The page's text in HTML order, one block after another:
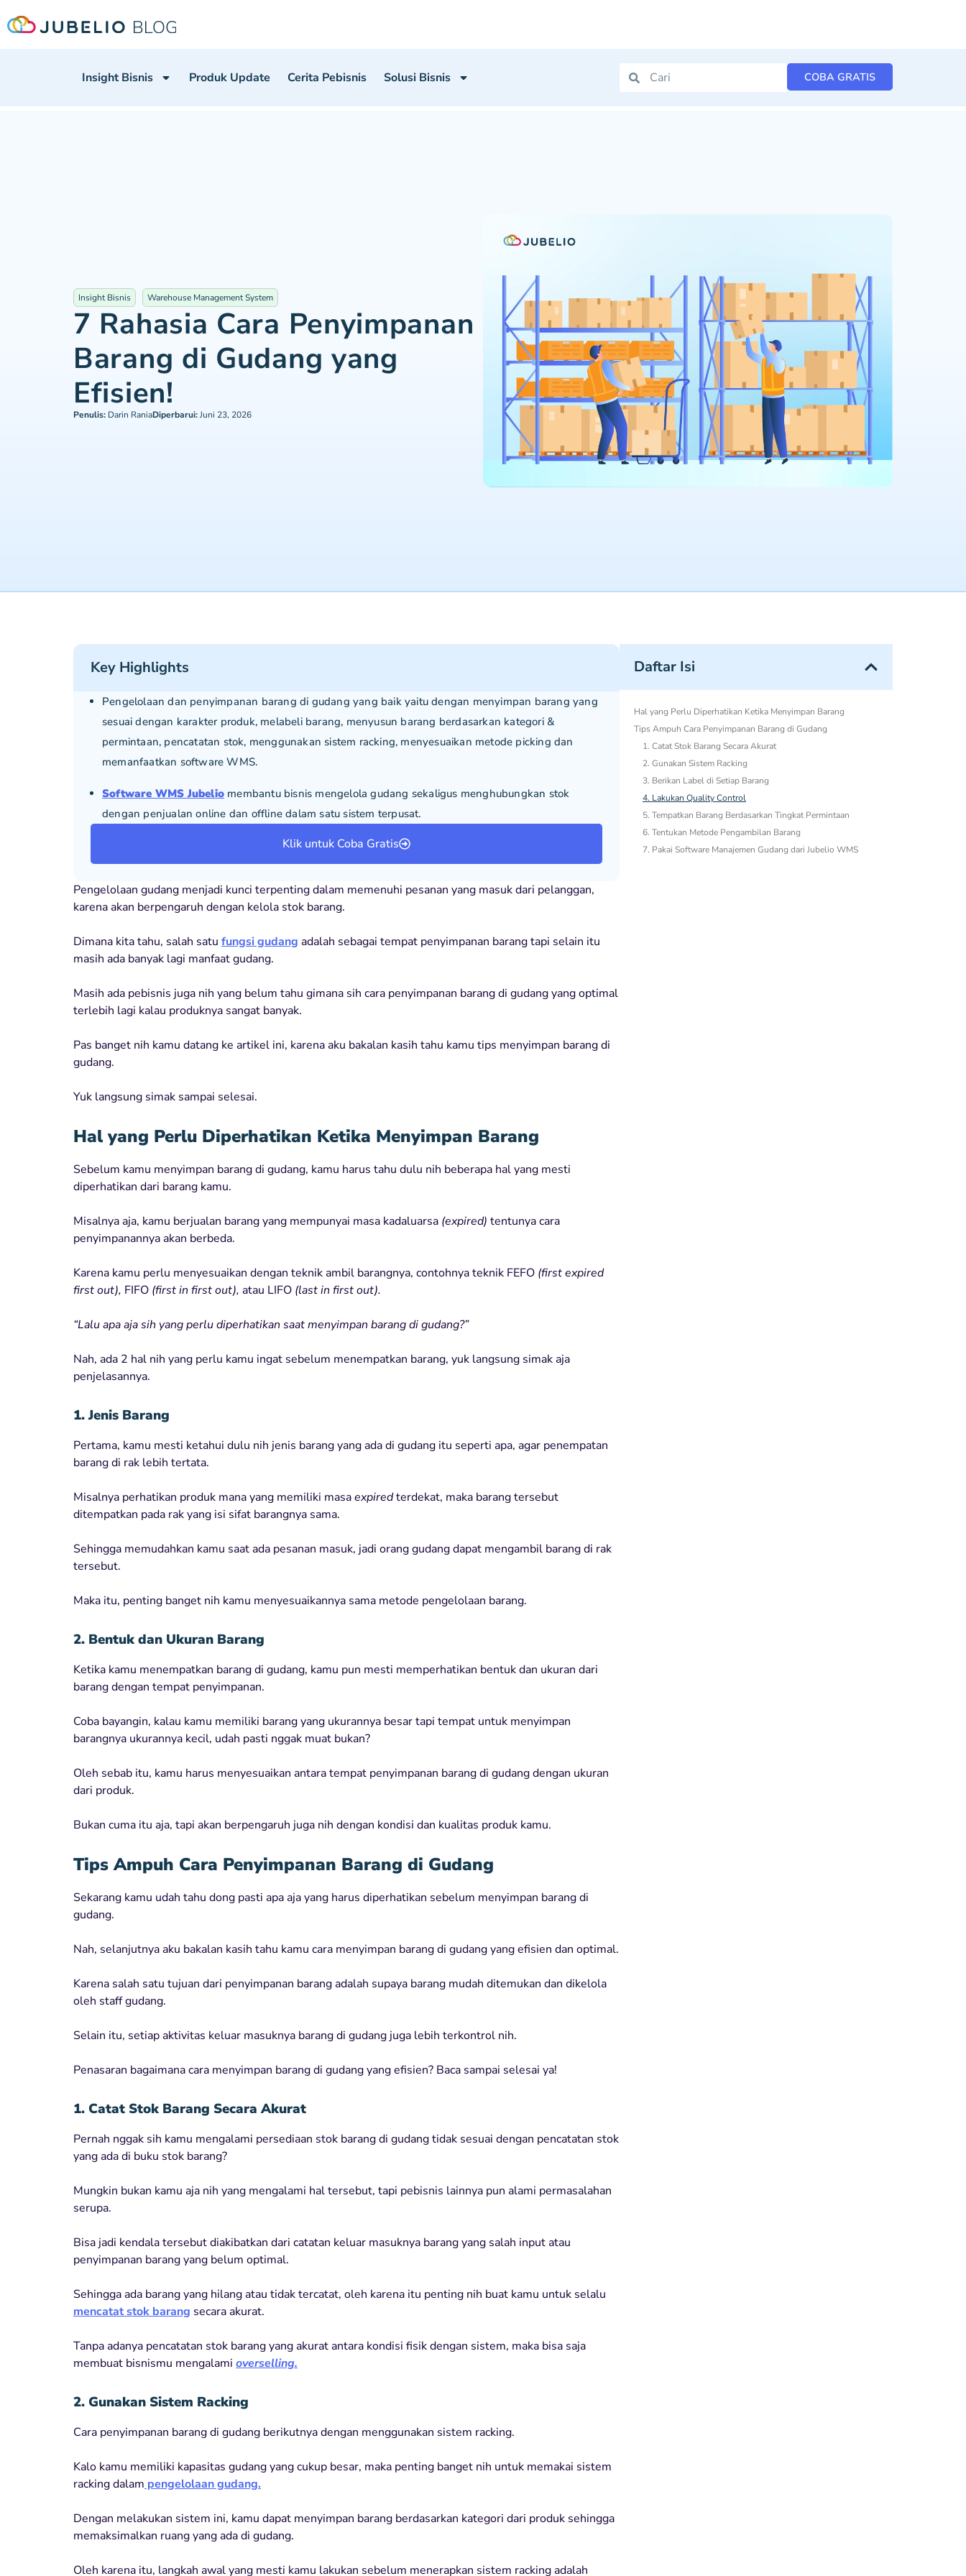
Insight Bisnis Produk Update Cerita Pebisnis Solusi Bisnis COBA GRATIS
Insight Bisnis Warehouse Management System
7 Rahasia Cara Penyimpanan
Barang di Gudang yang
Efisien!
Penulis: Darin RaniaDiperbarui:Juni 23, 2026
Key Highlights
Pengelolaan dan penyimpanan barang di gudang yang baik yaitu dengan menyimpan barang yang
sesuai dengan karakter produk, melabeli barang, menyusun barang berdasarkan kategori &
permintaan, pencatatan stok, menggunakan sistem racking, menyesuaikan metode picking dan
memanfaatkan software WMS.
Software WMS Jubelio membantu bisnis mengelola gudang sekaligus menghubungkan stok
dengan penjualan online dan offline dalam satu sistem terpusat.
Klik untuk Coba Gratis
Pengelolaan gudang menjadi kunci terpenting dalam memenuhi pesanan yang masuk dari pelanggan,
karena akan berpengaruh dengan kelola stok barang.
Dimana kita tahu, salah satu fungsi gudang adalah sebagai tempat penyimpanan barang tapi selain itu
masih ada banyak lagi manfaat gudang.
Masih ada pebisnis juga nih yang belum tahu gimana sih cara penyimpanan barang di gudang yang optimal
terlebih lagi kalau produknya sangat banyak.
Pas banget nih kamu datang ke artikel ini, karena aku bakalan kasih tahu kamu tips menyimpan barang di
gudang.
Yuk langsung simak sampai selesai.
Hal yang Perlu Diperhatikan Ketika Menyimpan Barang
Sebelum kamu menyimpan barang di gudang, kamu harus tahu dulu nih beberapa hal yang mesti
diperhatikan dari barang kamu.
Misalnya aja, kamu berjualan barang yang mempunyai masa kadaluarsa (expired) tentunya cara
penyimpanannya akan berbeda.
Karena kamu perlu menyesuaikan dengan teknik ambil barangnya, contohnya teknik FEFO (first expired
first out), FIFO (first in first out), atau LIFO (last in first out).
“Lalu apa aja sih yang perlu diperhatikan saat menyimpan barang di gudang?”
Nah, ada 2 hal nih yang perlu kamu ingat sebelum menempatkan barang, yuk langsung simak aja
penjelasannya.
1. Jenis Barang
Pertama, kamu mesti ketahui dulu nih jenis barang yang ada di gudang itu seperti apa, agar penempatan
barang di rak lebih tertata.
Misalnya perhatikan produk mana yang memiliki masaexpiredterdekat, maka barang tersebut
ditempatkan pada rak yang isi sifat barangnya sama.
Sehingga memudahkan kamu saat ada pesanan masuk, jadi orang gudang dapat mengambil barang di rak
tersebut.
Maka itu, penting banget nih kamu menyesuaikannya sama metode pengelolaan barang.
2. Bentuk dan Ukuran Barang
Ketika kamu menempatkan barang di gudang, kamu pun mesti memperhatikan bentuk dan ukuran dari
barang dengan tempat penyimpanan.
Coba bayangin, kalau kamu memiliki barang yang ukurannya besar tapi tempat untuk menyimpan
barangnya ukurannya kecil, udah pasti nggak muat bukan?
Oleh sebab itu, kamu harus menyesuaikan antara tempat penyimpanan barang di gudang dengan ukuran
dari produk.
Bukan cuma itu aja, tapi akan berpengaruh juga nih dengan kondisi dan kualitas produk kamu.
Tips Ampuh Cara Penyimpanan Barang di Gudang
Sekarang kamu udah tahu dong pasti apa aja yang harus diperhatikan sebelum menyimpan barang di
gudang.
Nah, selanjutnya aku bakalan kasih tahu kamu cara menyimpan barang di gudang yang efisien dan optimal.
Karena salah satu tujuan dari penyimpanan barang adalah supaya barang mudah ditemukan dan dikelola
oleh staff gudang.
Selain itu, setiap aktivitas keluar masuknya barang di gudang juga lebih terkontrol nih.
Penasaran bagaimana cara menyimpan barang di gudang yang efisien? Baca sampai selesai ya!
1. Catat Stok Barang Secara Akurat
Pernah nggak sih kamu mengalami persediaan stok barang di gudang tidak sesuai dengan pencatatan stok
yang ada di buku stok barang?
Mungkin bukan kamu aja nih yang mengalami hal tersebut, tapi pebisnis lainnya pun alami permasalahan
serupa.
Bisa jadi kendala tersebut diakibatkan dari catatan keluar masuknya barang yang salah input atau
penyimpanan barang yang belum optimal.
Sehingga ada barang yang hilang atau tidak tercatat, oleh karena itu penting nih buat kamu untuk selalu
mencatat stok barang secara akurat.
Tanpa adanya pencatatan stok barang yang akurat antara kondisi fisik dengan sistem, maka bisa saja
membuat bisnismu mengalami overselling.
2. Gunakan Sistem Racking
Cara penyimpanan barang di gudang berikutnya dengan menggunakan sistem racking.
Kalo kamu memiliki kapasitas gudang yang cukup besar, maka penting banget nih untuk memakai sistem
racking dalam pengelolaan gudang.
Dengan melakukan sistem ini, kamu dapat menyimpan barang berdasarkan kategori dari produk sehingga
memaksimalkan ruang yang ada di gudang.
Oleh karena itu, langkah awal yang mesti kamu lakukan sebelum menerapkan sistem racking adalah
Daftar Isi
Hal yang Perlu Diperhatikan Ketika Menyimpan Barang
Tips Ampuh Cara Penyimpanan Barang di Gudang
1. Catat Stok Barang Secara Akurat
2. Gunakan Sistem Racking
3. Berikan Label di Setiap Barang
4. Lakukan Quality Control
5. Tempatkan Barang Berdasarkan Tingkat Permintaan
6. Tentukan Metode Pengambilan Barang
7. Pakai Software Manajemen Gudang dari Jubelio WMS